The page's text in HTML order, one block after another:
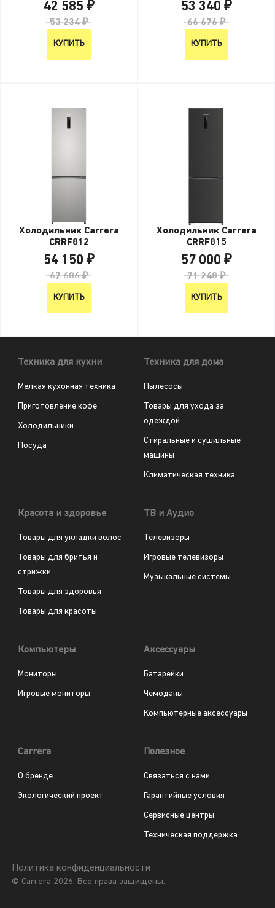
42 585 ₽
53 234 ₽
КУПИТЬ
53 340 ₽
66 676 ₽
КУПИТЬ
Холодильник Carrera
CRRF812
54 150 ₽
67 686 ₽
КУПИТЬ
Холодильник Carrera
CRRF815
57 000 ₽
71 248 ₽
КУПИТЬ
Техника для кухни
Мелкая кухонная техника
Приготовление кофе
Холодильники
Посуда
Техника для дома
Пылесосы
Товары для ухода за
одеждой
Стиральные и сушильные
машины
Климатическая техника
Красота и здоровье
Товары для укладки волос
Товары для бритья и
стрижки
Товары для здоровья
Товары для красоты
ТВ и Аудио
Телевизоры
Игровые телевизоры
Музыкальные системы
Компьютеры
Мониторы
Игровые мониторы
Аксессуары
Батарейки
Чемоданы
Компьютерные аксессуары
Carrera
О бренде
Экологический проект
Полезное
Связаться с нами
Гарантийные условия
Сервисные центры
Техническая поддержка
© Carrera 2026. Все права защищены.
Политика конфиденциальности